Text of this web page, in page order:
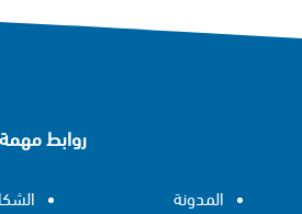
روابط مهمة
المدونة